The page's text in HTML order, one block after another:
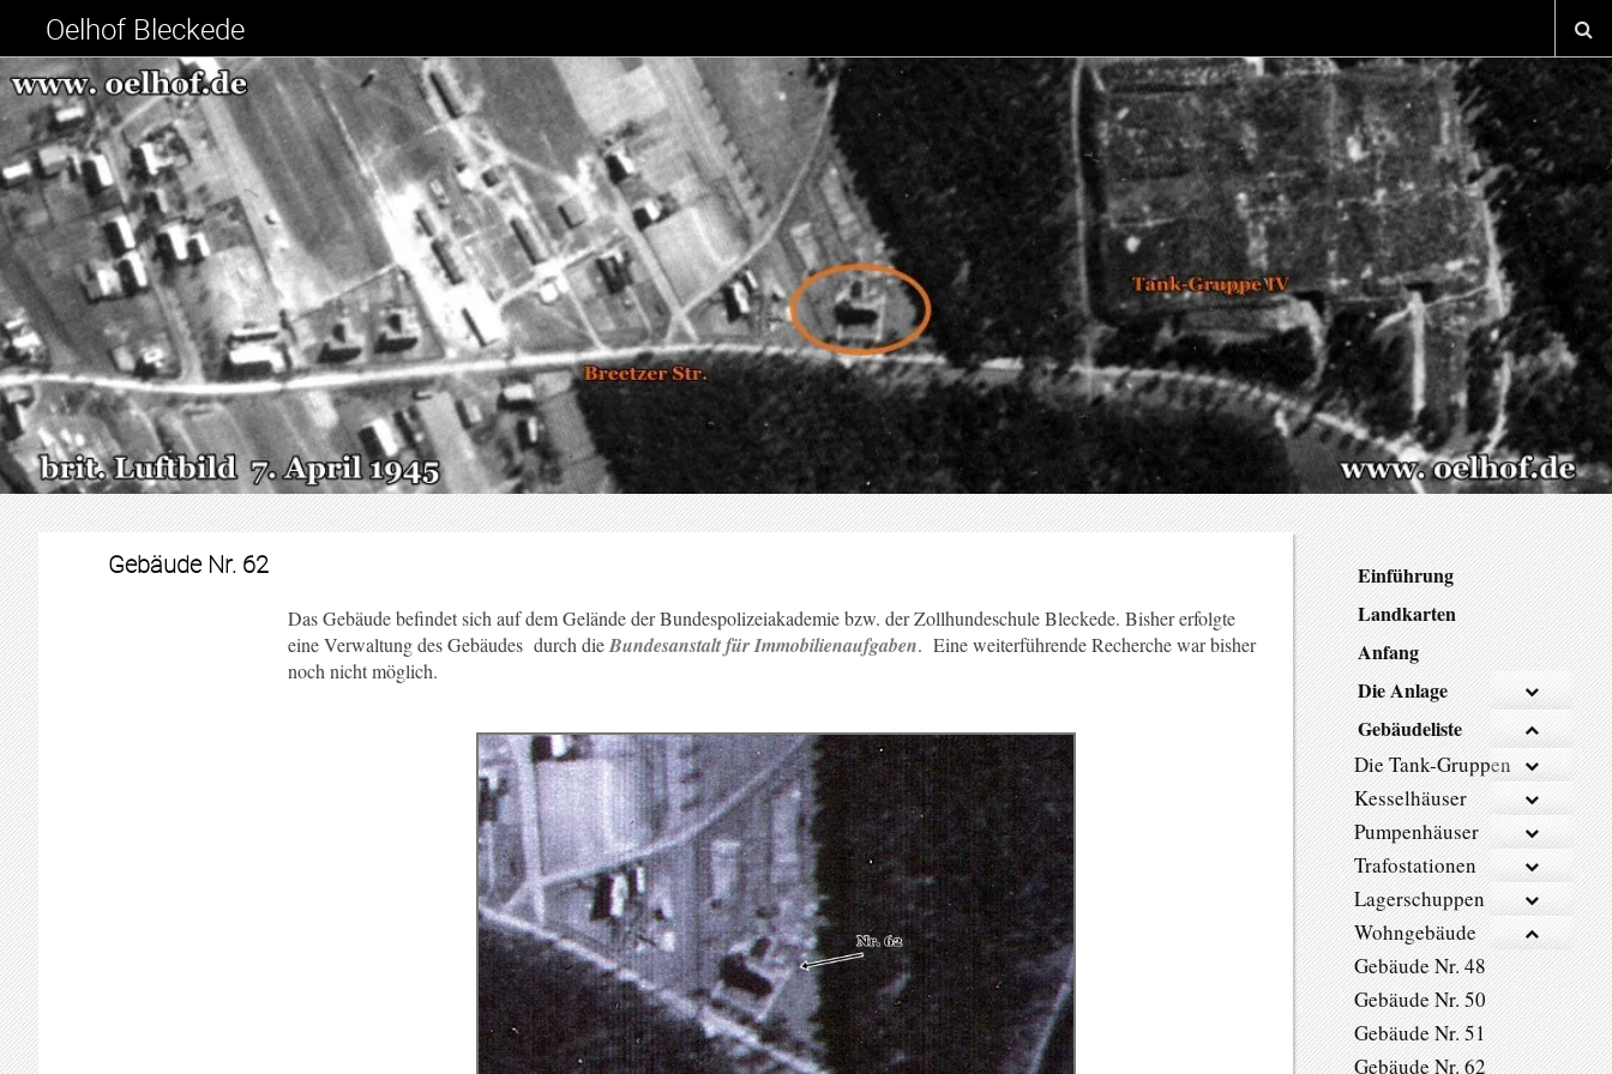
Oelhof Bleckede
Gebäude Nr. 62
Das Gebäude befindet sich auf dem Gelände der Bundespolizeiakademie bzw. der Zollhundeschule Bleckede. Bisher erfolgte
eine Verwaltung des Gebäudes durch dieBundesanstalt für Immobilienaufgaben. Eine weiterführende Recherche war bisher
noch nicht möglich.
Einführung
Landkarten
Anfang
Die Anlage
Gebäudeliste
Die Tank-Gruppen
Kesselhäuser
Pumpenhäuser
Trafostationen
Lagerschuppen
Wohngebäude
Gebäude Nr. 48
Gebäude Nr. 50
Gebäude Nr. 51
Gebäude Nr. 62